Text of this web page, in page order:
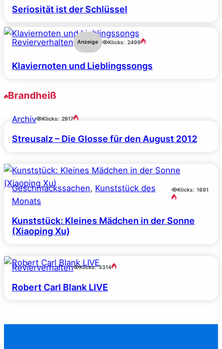
Seriosität ist der Schlüssel
Revierverhalten Anzeige Klicks: 2499
Klaviernoten und Lieblingssongs
Brandheiß
Archiv Klicks: 2917
Streusalz – Die Glosse für den August 2012
Geschmackssachen, Kunststück des
Monats
Klicks: 1691
Kunststück: Kleines Mädchen in der Sonne
(Xiaoping Xu)
Revierverhalten Klicks: 3314
Robert Carl Blank LIVE